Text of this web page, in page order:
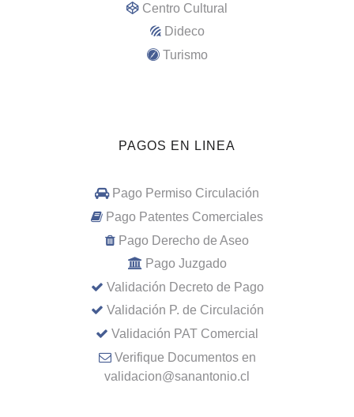
Centro Cultural
Dideco
Turismo
PAGOS EN LINEA
Pago Permiso Circulación
Pago Patentes Comerciales
Pago Derecho de Aseo
Pago Juzgado
Validación Decreto de Pago
Validación P. de Circulación
Validación PAT Comercial
Verifique Documentos en
validacion@sanantonio.cl